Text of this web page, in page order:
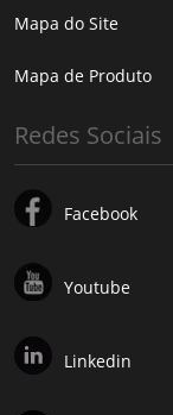
Mapa do Site
Mapa de Produto
Redes Sociais
Facebook
Youtube
Linkedin